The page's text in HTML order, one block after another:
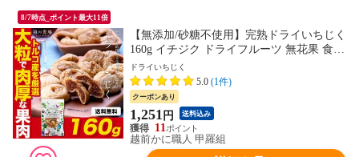
8/7時点_ポイント最大11倍
【無添加/砂糖不使用】完熟ドライいちじく
160g イチジク ドライフルーツ 無花果 食物
繊維 朝食 業務用 健康 おやつ
ドライいちじく
5.0 (1件)
クーポンあり
1,251 円 送料込み
11
越前かに職人 甲羅組